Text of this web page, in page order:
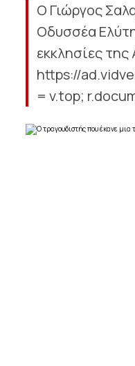
Ο Γιώργος
Οδυσσέα
εκκλησίες
https://
= v.top;